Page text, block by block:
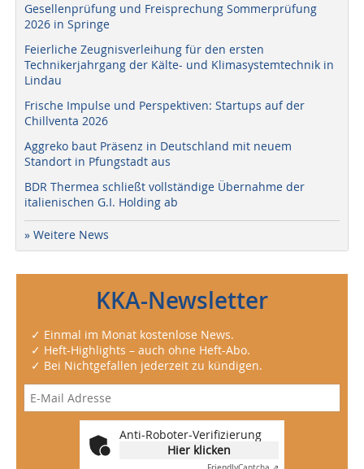
Gesellenprüfung und Freisprechung Sommerprüfung
2026 in Springe
Feierliche Zeugnisverleihung für den ersten
Technikerjahrgang der Kälte- und Klimasystemtechnik in
Lindau
Frische Impulse und Perspektiven: Startups auf der
Chillventa 2026
Aggreko baut Präsenz in Deutschland mit neuem
Standort in Pfungstadt aus
BDR Thermea schließt vollständige Übernahme der
italienischen G.I. Holding ab
» Weitere News
KKA-Newsletter
✓ Einmal im Monat kostenlose News.
✓ Heft-Highlights – auch ohne Heft-Abo.
✓ Bei Nichtgefallen jederzeit zu kündigen.
Anti-Roboter-Verifizierung
Hier klicken